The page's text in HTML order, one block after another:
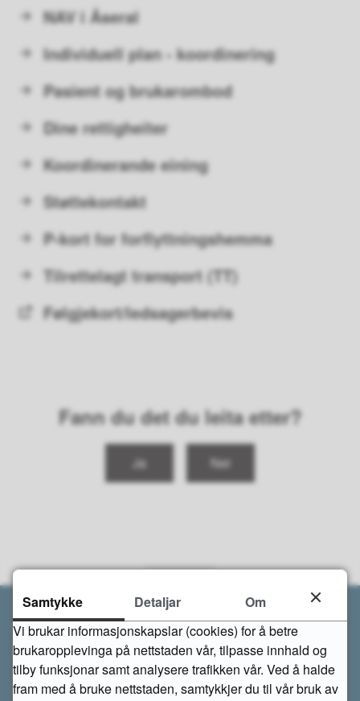
NAV i Åseral
Individuell plan - koordinering
Pasient og brukarombod
Dine rettigheiter
Koordinerande eining
Støttekontakt
P-kort for forflyttningshemma
Tilrettelagt transport (TT)
Følgjekort/ledsagerbevis
Fann du det du leita etter?
Ja Nei
Kontakt oss
Samtykke Detaljar
Om
Vi brukar informasjonskapslar (cookies) for å betre
brukaropplevinga på nettstaden vår, tilpasse innhald og
tilby funksjonar samt analysere trafikken vår. Ved å halde
fram med å bruke nettstaden, samtykkjer du til vår bruk av